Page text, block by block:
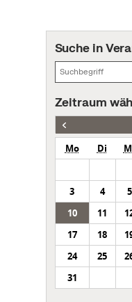
Suche in
Zeitraum
Mo Di
3
4 5
10
11
17
18
24
25
31